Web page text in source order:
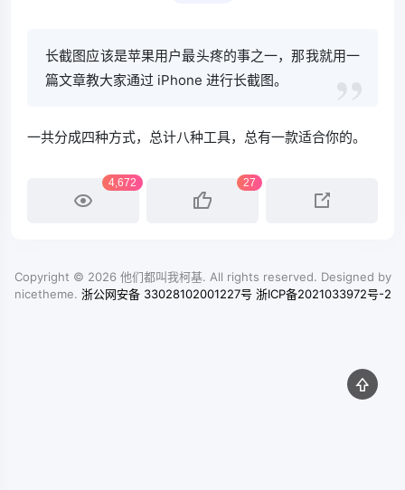
长截图应该是苹果用户最头疼的事之一，那我就用一
篇文章教大家通过 iPhone 进行长截图。
一共分成四种方式，总计八种工具，总有一款适合你的。
4,672 27
Copyright © 2026 他们都叫我柯基. All rights reserved. Designed by
nicetheme. 浙公网安备 33028102001227号 浙ICP备2021033972号-2